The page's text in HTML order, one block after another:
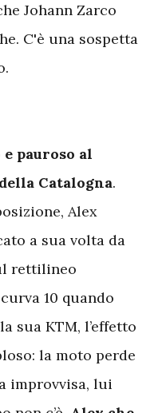
Johann Zarco
C'è una sospetta
pauroso al
Catalogna.
Alex
a sua volta da
rettilineo
10 quando
sua KTM, l’effetto
la moto perde
improvvisa, lui